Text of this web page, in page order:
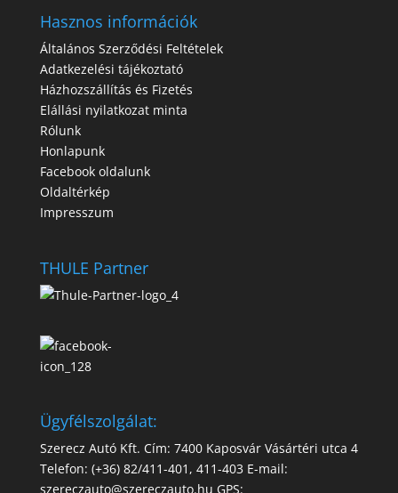
Hasznos információk
Általános Szerződési Feltételek
Adatkezelési tájékoztató
Házhozszállítás és Fizetés
Elállási nyilatkozat minta
Rólunk
Honlapunk
Facebook oldalunk
Oldaltérkép
Impresszum
THULE Partner
Ügyfélszolgálat:
Szerecz Autó Kft. Cím: 7400 Kaposvár Vásártéri utca 4
Telefon: (+36) 82/411-401, 411-403 E-mail:
szereczauto@szereczauto.hu GPS: